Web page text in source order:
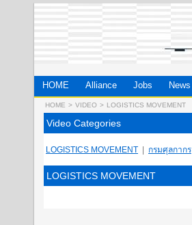
HOME Alliance Jobs News
HOME > VIDEO > LOGISTICS MOVEMENT
Video Categories
LOGISTICS MOVEMENT กรมศุลกากร
LOGISTICS MOVEMENT